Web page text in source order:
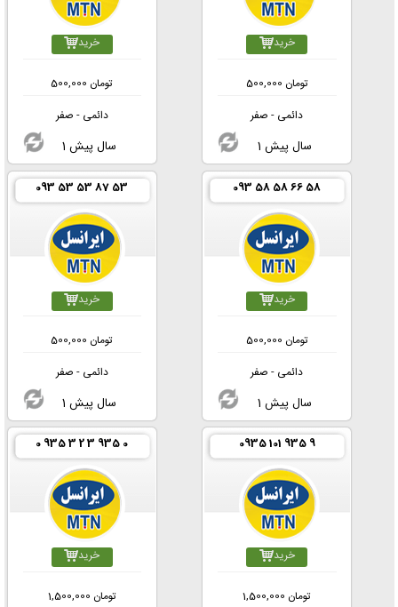
خرید
500,000 تومان
دائمی - صفر
1 سال پیش
خرید
500,000 تومان
دائمی - صفر
1 سال پیش
093 58 58 66 58
خرید
500,000 تومان
دائمی - صفر
1 سال پیش
093 53 53 87 53
خرید
500,000 تومان
دائمی - صفر
1 سال پیش
0935 101 935 9
خرید
1,500,000 تومان
0 935 3 2 3 935 0
خرید
1,500,000 تومان